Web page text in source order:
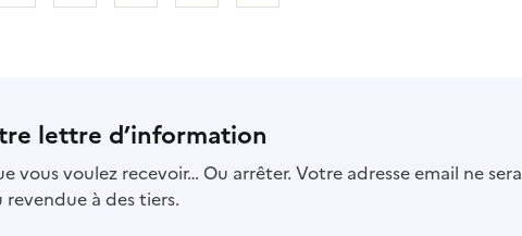
lettre d’information
vous voulez recevoir… Ou arrêter. Votre adresse email ne sera
à des tiers.